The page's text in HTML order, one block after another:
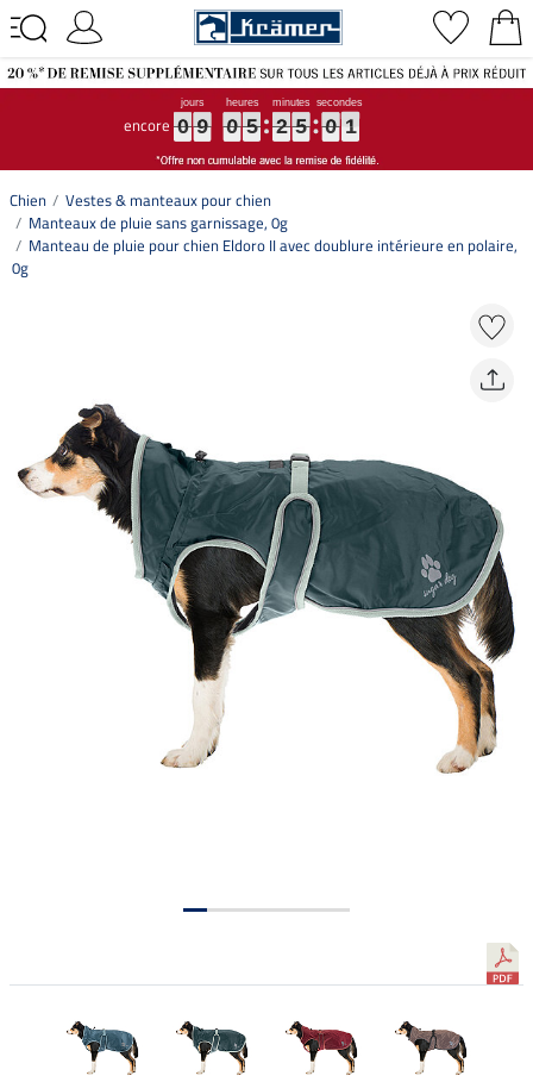
encore 0
0
0
0 9
9
9
9 0
0
0
0 5
5
5
5 2
2
2
2 5
5
5
5 0
0
0
0 0
0
0
0
Chien
Vestes & manteaux pour chien
Manteaux de pluie sans garnissage, 0g
Manteau de pluie pour chien Eldoro II avec doublure intérieure en polaire,
0g